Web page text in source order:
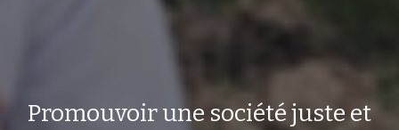
Promouvoir une société juste et